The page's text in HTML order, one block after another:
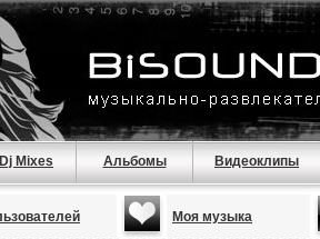
Dj Mixes Альбомы Видеоклипы
Моя музыка